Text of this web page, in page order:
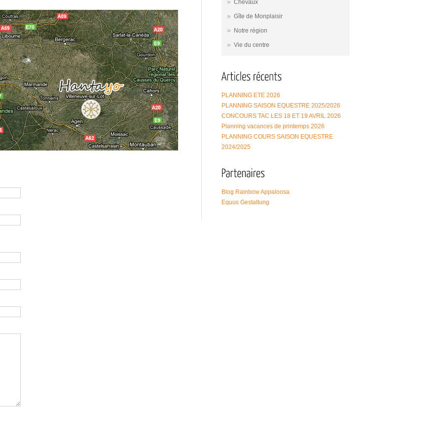
Chevaux
Gîte de Monplaisir
Notre région
Vie du centre
PLANNING ETE 2026
PLANNING SAISON EQUESTRE 2025/2026
CONCOURS TAC LES 18 ET 19 AVRIL 2026
Planning vacances de printemps 2026
PLANNING COURS SAISON EQUESTRE
2024/2025
Blog Rainbow Appaloosa
Equus Gestaltung